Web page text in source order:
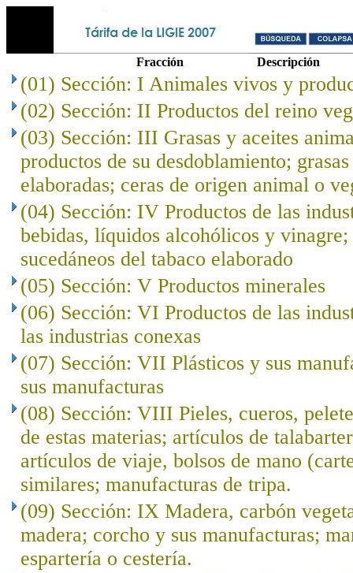
Fracción Descripción
(01) Sección: I Animales vivos y
(02) Sección: II Productos del reino
(03) Sección: III Grasas y aceites
productos de su desdoblamiento;
elaboradas; ceras de origen animal o
(04) Sección: IV Productos de las
bebidas, líquidos alcohólicos y vinagre;
sucedáneos del tabaco elaborado
(05) Sección: V Productos minerales
(06) Sección: VI Productos de las
las industrias conexas
(07) Sección: VII Plásticos y sus
sus manufacturas
(08) Sección: VIII Pieles, cueros,
de estas materias; artículos de
artículos de viaje, bolsos de mano
similares; manufacturas de tripa.
(09) Sección: IX Madera, carbón
madera; corcho y sus manufacturas;
espartería o cestería.